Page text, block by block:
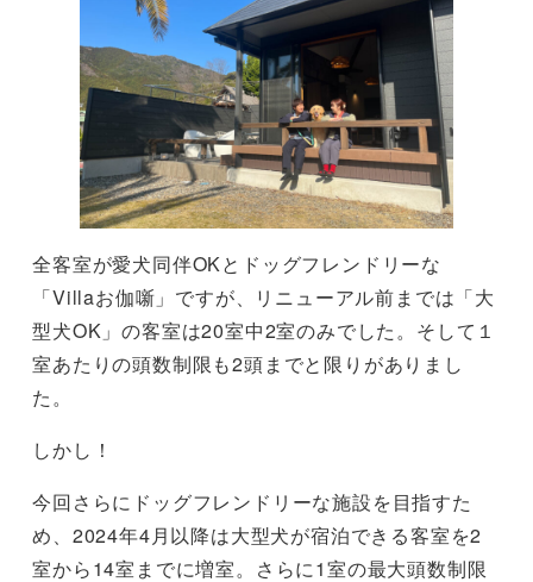
全客室が愛犬同伴OKとドッグフレンドリーな
「Villaお伽噺」ですが、リニューアル前までは「大
型犬OK」の客室は20室中2室のみでした。そして１
室あたりの頭数制限も2頭までと限りがありまし
た。
しかし！
今回さらにドッグフレンドリーな施設を目指すた
め、2024年4月以降は大型犬が宿泊できる客室を2
室から14室までに増室。さらに1室の最大頭数制限